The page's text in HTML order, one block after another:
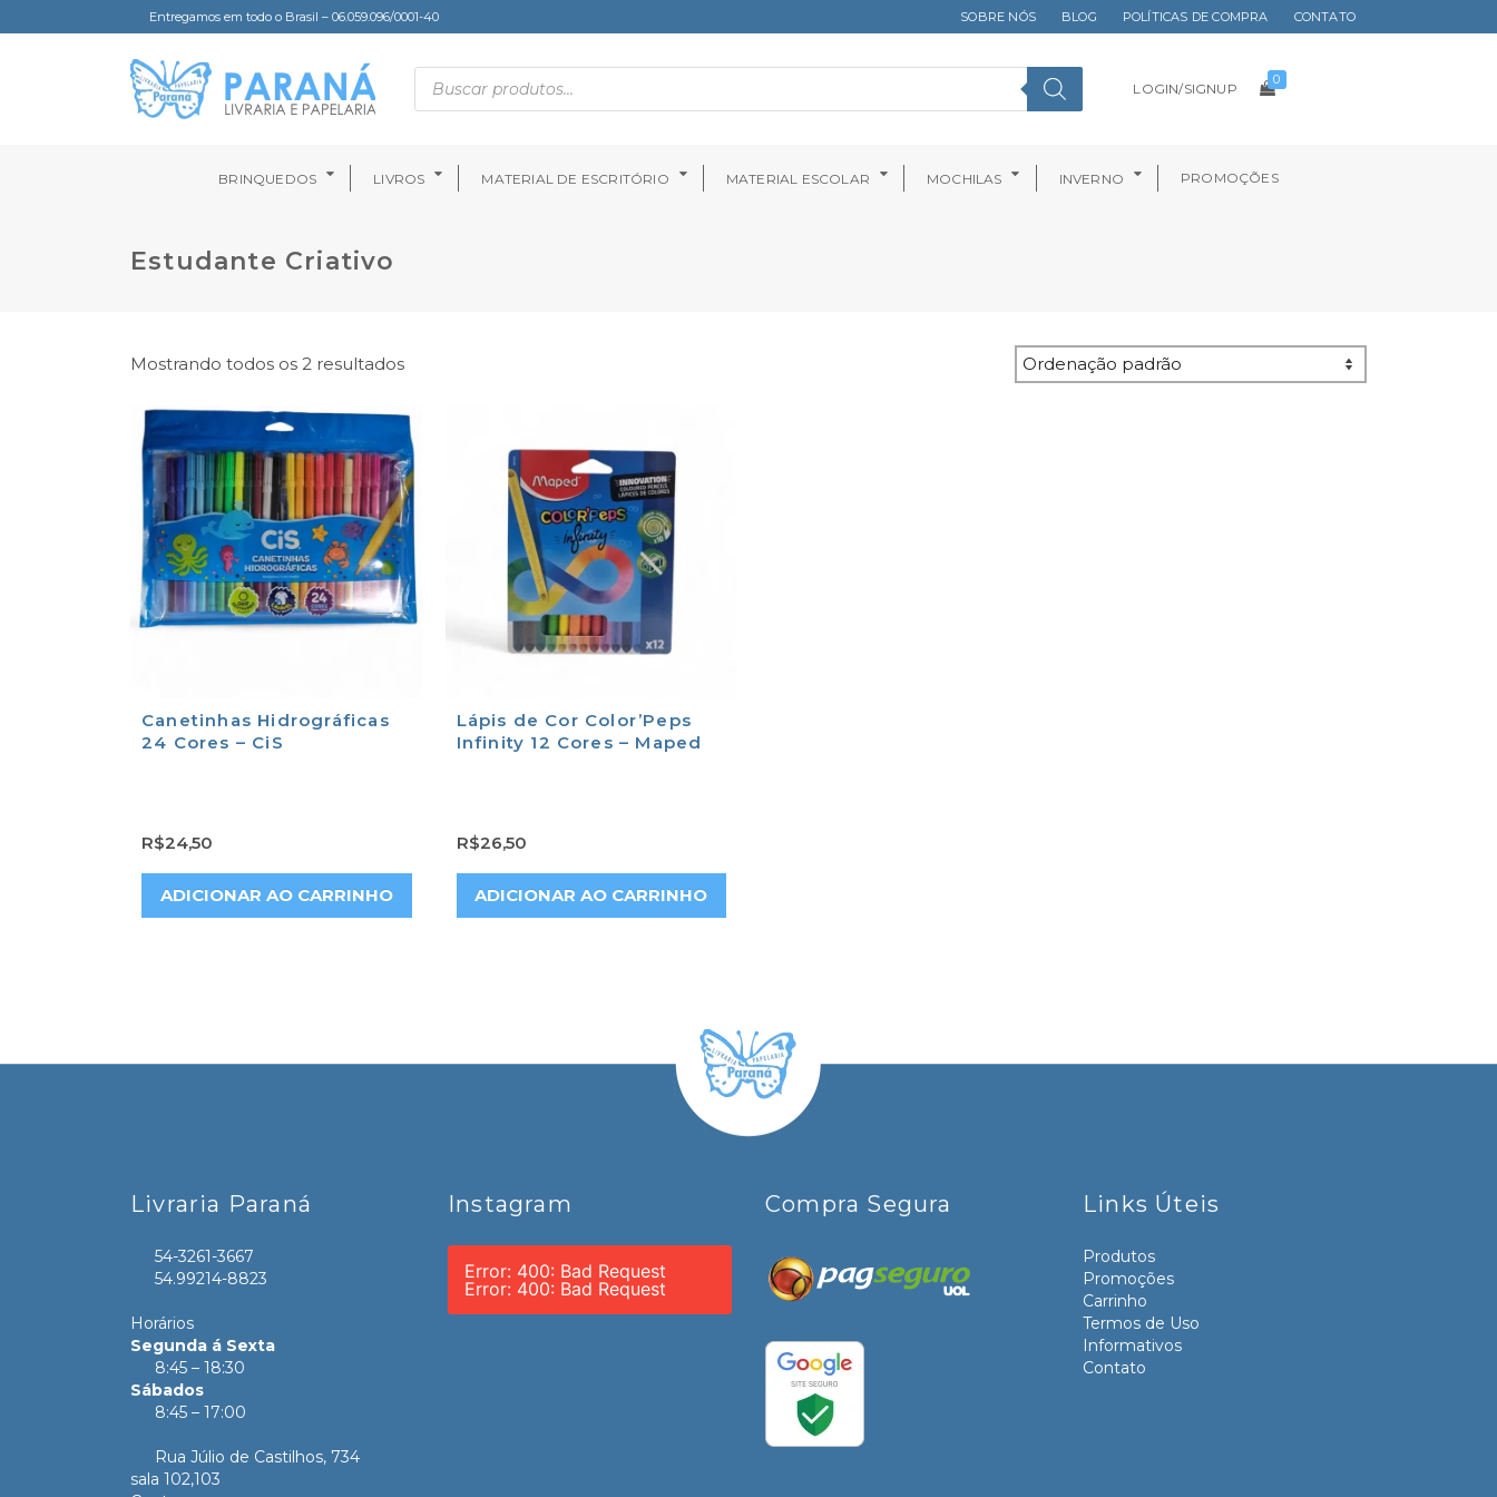
Entregamos em todo o Brasil – 06.059.096/0001-40 SOBRE NÓS BLOG POLÍTICAS DE COMPRA CONTATO
LOGIN/SIGNUP
0
BRINQUEDOS LIVROS MATERIAL DE ESCRITÓRIO MATERIAL ESCOLAR MOCHILAS INVERNO PROMOÇÕES
Estudante Criativo
Mostrando todos os 2 resultados
Canetinhas Hidrográficas
24 Cores – CiS
R$24,50
ADICIONAR AO CARRINHO
Lápis de Cor Color’Peps
Infinity 12 Cores – Maped
R$26,50
ADICIONAR AO CARRINHO
Livraria Paraná
54-3261-3667
54.99214-8823
Horários
Segunda á Sexta
8:45 – 18:30
Sábados
8:45 – 17:00
Rua Júlio de Castilhos, 734
sala 102,103
Instagram
Error: 400: Bad Request
Error: 400: Bad Request
Compra Segura Links Úteis
Produtos
Promoções
Carrinho
Termos de Uso
Informativos
Contato